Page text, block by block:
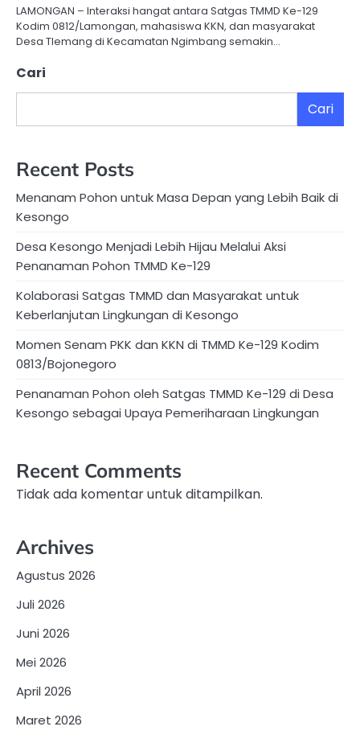
LAMONGAN – Interaksi hangat antara Satgas TMMD Ke-129
Kodim 0812/Lamongan, mahasiswa KKN, dan masyarakat
Desa Tlemang di Kecamatan Ngimbang semakin…
Cari
Cari
Recent Posts
Menanam Pohon untuk Masa Depan yang Lebih Baik di
Kesongo
Desa Kesongo Menjadi Lebih Hijau Melalui Aksi
Penanaman Pohon TMMD Ke-129
Kolaborasi Satgas TMMD dan Masyarakat untuk
Keberlanjutan Lingkungan di Kesongo
Momen Senam PKK dan KKN di TMMD Ke-129 Kodim
0813/Bojonegoro
Penanaman Pohon oleh Satgas TMMD Ke-129 di Desa
Kesongo sebagai Upaya Pemeriharaan Lingkungan
Recent Comments
Tidak ada komentar untuk ditampilkan.
Archives
Agustus 2026
Juli 2026
Juni 2026
Mei 2026
April 2026
Maret 2026